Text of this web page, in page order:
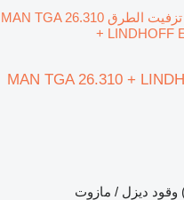
شاحنة تزفيت الطرق MAN TGA 26.310
+ LINDHOFF
MAN TGA 26.310 +
وقود ديزل / مازوت